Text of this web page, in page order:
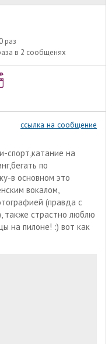
0 раз
в 2 сообщенях
ссылка на сообщение
спорт,катание на
по
в основном это
вокалом,
(правда с
также страстно люблю
на пилоне! :) вот как